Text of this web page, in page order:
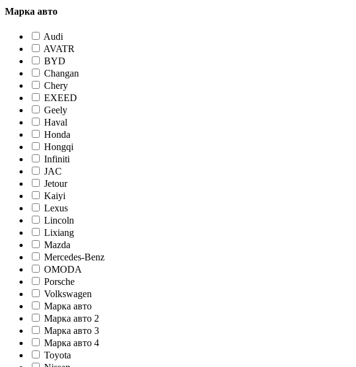
Марка авто
Audi
AVATR
BYD
Changan
Chery
EXEED
Geely
Haval
Honda
Hongqi
Infiniti
JAC
Jetour
Kaiyi
Lexus
Lincoln
Lixiang
Mazda
Mercedes-Benz
OMODA
Porsche
Volkswagen
Марка авто
Марка авто 2
Марка авто 3
Марка авто 4
Toyota